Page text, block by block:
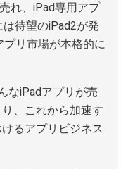
れ、iPad専用アプ
待望のiPad2が発
リ市場が本格的に
なiPadアプリが売
、これから加速す
るアプリビジネス